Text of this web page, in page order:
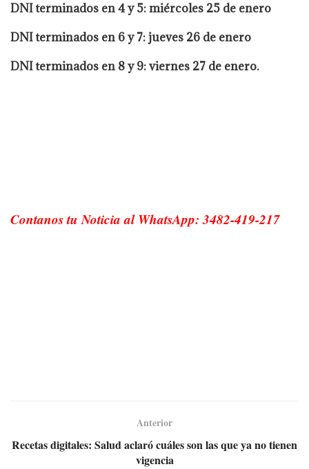
DNI terminados en 4 y 5: miércoles 25 de enero
DNI terminados en 6 y 7: jueves 26 de enero
DNI terminados en 8 y 9: viernes 27 de enero.
Contanos tu Noticia al WhatsApp: 3482-419-217
Anterior
Recetas digitales: Salud aclaró cuáles son las que ya no tienen
vigencia